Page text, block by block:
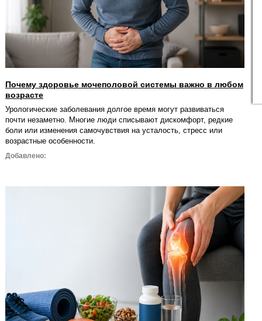
Почему здоровье мочеполовой системы важно в любом
возрасте
Урологические заболевания долгое время могут развиваться
почти незаметно. Многие люди списывают дискомфорт, редкие
боли или изменения самочувствия на усталость, стресс или
возрастные особенности.
Добавлено: